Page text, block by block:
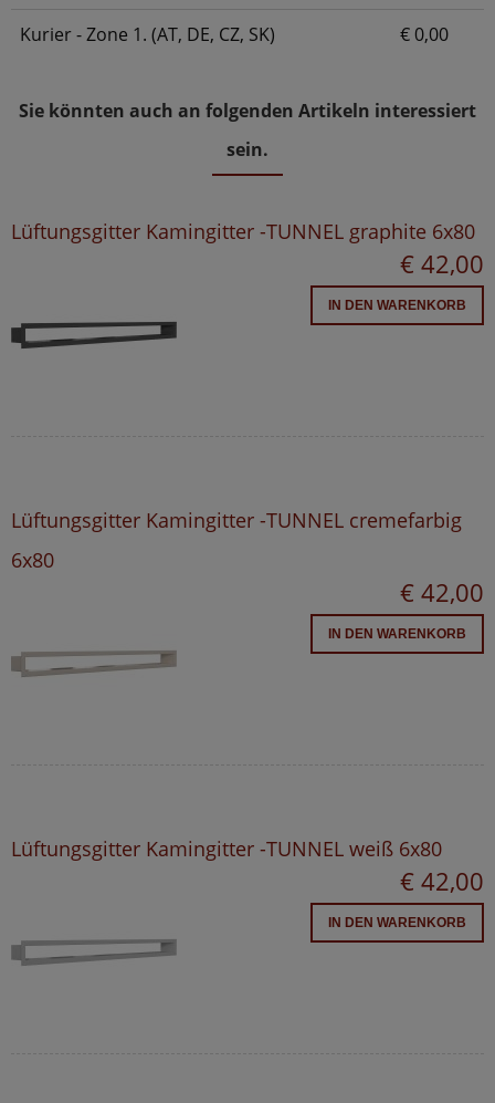
Kurier - Zone 1. (AT, DE, CZ, SK) € 0,00
Sie könnten auch an folgenden Artikeln interessiert
sein.
Lüftungsgitter Kamingitter -TUNNEL graphite 6x80
€ 42,00
IN DEN WARENKORB
Lüftungsgitter Kamingitter -TUNNEL cremefarbig
6x80
€ 42,00
IN DEN WARENKORB
Lüftungsgitter Kamingitter -TUNNEL weiß 6x80
€ 42,00
IN DEN WARENKORB